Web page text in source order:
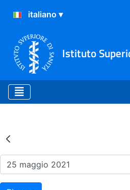
Istituto
Risultati della